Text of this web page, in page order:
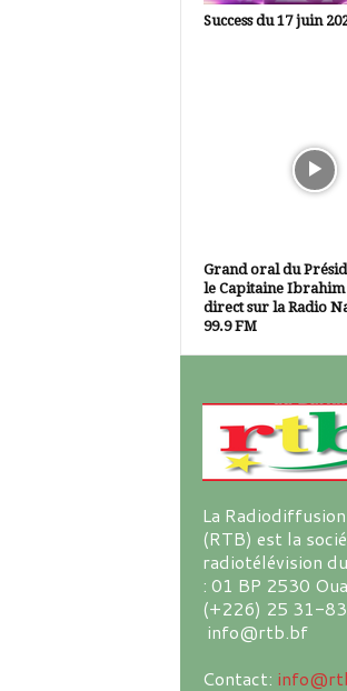
Success du 17 juin
Grand oral du
le Capitaine
direct sur la Radio
99.9 FM
La
(RTB) est la
radiotélévision
: 01 BP 2530
(+226) 25 31-
info@rtb.bf
Contact: